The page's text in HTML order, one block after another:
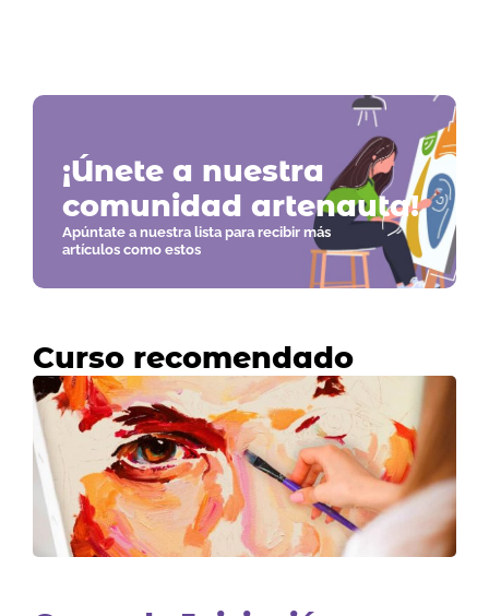
¡Únete a nuestra
comunidad artenauta!
Apúntate a nuestra lista para recibir más
artículos como estos
Curso recomendado